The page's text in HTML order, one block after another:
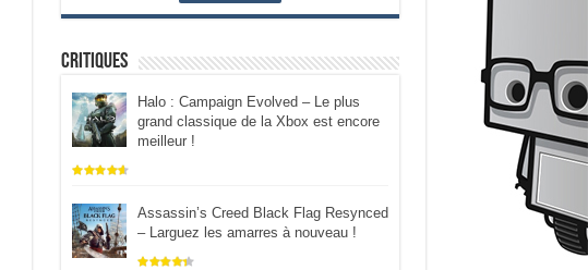
Critiques
Halo : Campaign Evolved – Le plus
grand classique de la Xbox est encore
meilleur !
Assassin’s Creed Black Flag Resynced
– Larguez les amarres à nouveau !